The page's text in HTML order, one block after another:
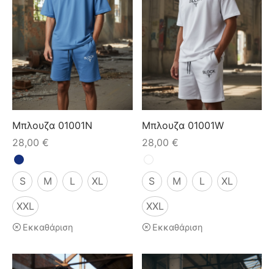
Μπλουζα 01001N
28,00 €
S M L XL
XXL
Εκκαθάριση
Μπλουζα 01001W
28,00 €
S M L XL
XXL
Εκκαθάριση